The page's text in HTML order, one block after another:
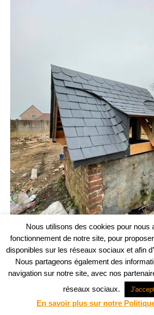
Projet web -Agence Communication
© ABM Architectes 2023
Nous utilisons des cookies pour nous
fonctionnement de notre site, pour
disponibles sur les réseaux sociaux et afin
Nous partageons également des
navigation sur notre site, avec nos
réseaux sociaux.
En savoir plus sur notre